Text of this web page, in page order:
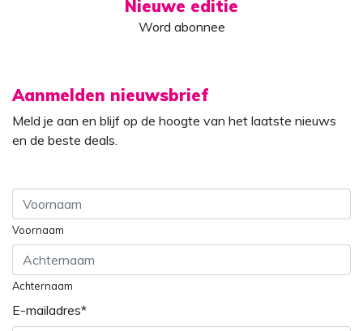
Nieuwe editie
Word abonnee
Aanmelden nieuwsbrief
Meld je aan en blijf op de hoogte van het laatste nieuws
en de beste deals.
Voornaam
Achternaam
E-mailadres*